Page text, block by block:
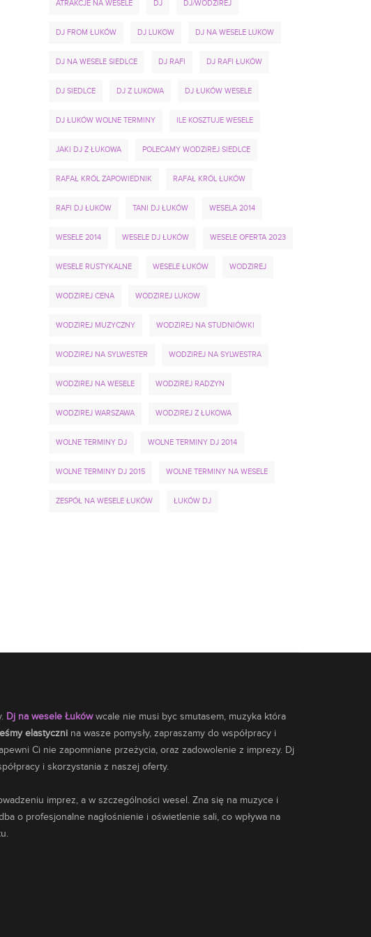
ATRAKCJE NA WESELE DJ DJ/WODZIREJ
DJ FROM ŁUKÓW DJ LUKOW DJ NA WESELE LUKOW
DJ NA WESELE SIEDLCE DJ RAFI DJ RAFI ŁUKÓW
DJ SIEDLCE DJ Z LUKOWA DJ ŁUKÓW WESELE
DJ ŁUKÓW WOLNE TERMINY ILE KOSZTUJE WESELE
JAKI DJ Z ŁUKOWA POLECAMY WODZIREJ SIEDLCE
RAFAŁ KRÓL ZAPOWIEDNIK RAFAŁ KRÓL ŁUKÓW
RAFI DJ ŁUKÓW TANI DJ ŁUKÓW WESELA 2014
WESELE 2014 WESELE DJ ŁUKÓW WESELE OFERTA 2023
WESELE RUSTYKALNE WESELE ŁUKÓW WODZIREJ
WODZIREJ CENA WODZIREJ LUKOW
WODZIREJ MUZYCZNY WODZIREJ NA STUDNIÓWKI
WODZIREJ NA SYLWESTER WODZIREJ NA SYLWESTRA
WODZIREJ NA WESELE WODZIREJ RADZYN
WODZIREJ WARSZAWA WODZIREJ Z ŁUKOWA
WOLNE TERMINY DJ WOLNE TERMINY DJ 2014
WOLNE TERMINY DJ 2015 WOLNE TERMINY NA WESELE
ZESPÓŁ NA WESELE ŁUKÓW ŁUKÓW DJ
Dj na wesele Łukówwcale nie musi byc smutasem, muzyka która
elastyczni na wasze pomysły, zapraszamy do współpracy i
Ci nie zapomniane przeżycia, oraz zadowolenie z imprezy. Dj
i skorzystania z naszej oferty.
imprez, a w szczególności wesel. Zna się na muzyce i
o profesjonalne nagłośnienie i oświetlenie sali, co wpływa na